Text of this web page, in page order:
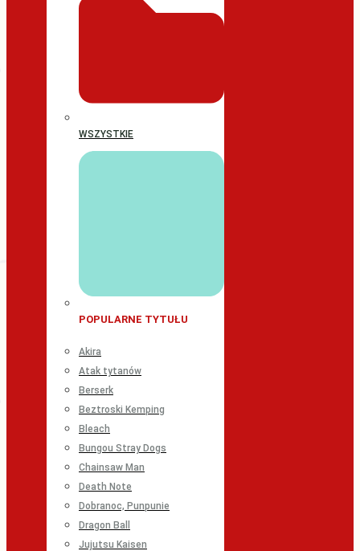
WSZYSTKIE
POPULARNE TYTUŁU
Akira
Atak tytanów
Berserk
Beztroski Kemping
Bleach
Bungou Stray Dogs
Chainsaw Man
Death Note
Dobranoc, Punpunie
Dragon Ball
Jujutsu Kaisen